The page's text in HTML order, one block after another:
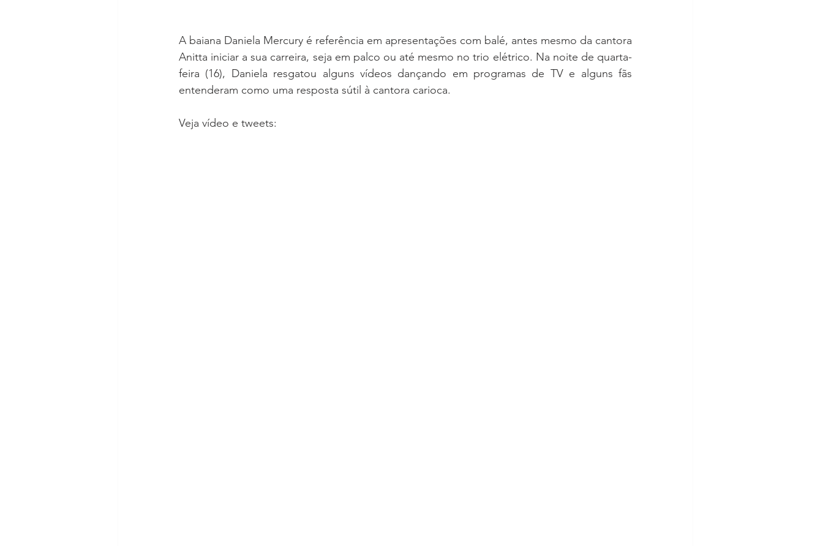
A baiana Daniela Mercury é referência em apresentações com balé, antes mesmo da cantora
Anitta iniciar a sua carreira, seja em palco ou até mesmo no trio elétrico. Na noite de quarta-
feira (16), Daniela resgatou alguns vídeos dançando em programas de TV e alguns fãs
entenderam como uma resposta sútil à cantora carioca.
Veja vídeo e tweets: